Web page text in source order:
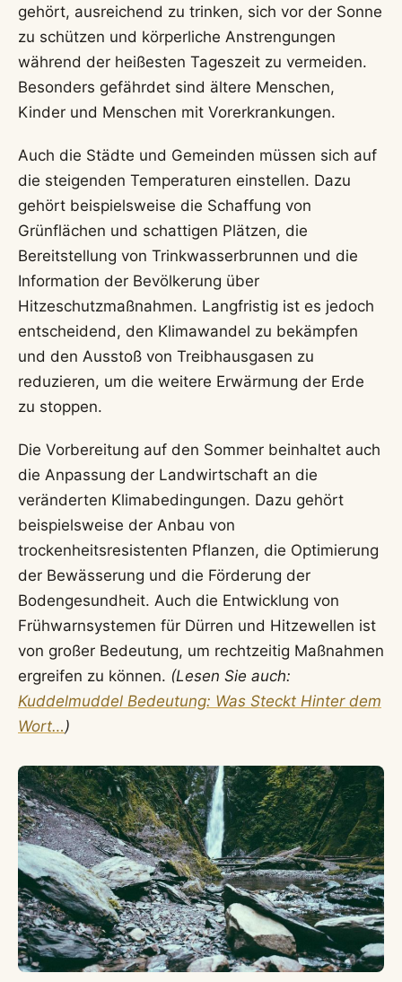
gehört, ausreichend zu trinken, sich vor der Sonne
zu schützen und körperliche Anstrengungen
während der heißesten Tageszeit zu vermeiden.
Besonders gefährdet sind ältere Menschen,
Kinder und Menschen mit Vorerkrankungen.
Auch die Städte und Gemeinden müssen sich auf
die steigenden Temperaturen einstellen. Dazu
gehört beispielsweise die Schaffung von
Grünflächen und schattigen Plätzen, die
Bereitstellung von Trinkwasserbrunnen und die
Information der Bevölkerung über
Hitzeschutzmaßnahmen. Langfristig ist es jedoch
entscheidend, den Klimawandel zu bekämpfen
und den Ausstoß von Treibhausgasen zu
reduzieren, um die weitere Erwärmung der Erde
zu stoppen.
Die Vorbereitung auf den Sommer beinhaltet auch
die Anpassung der Landwirtschaft an die
veränderten Klimabedingungen. Dazu gehört
beispielsweise der Anbau von
trockenheitsresistenten Pflanzen, die Optimierung
der Bewässerung und die Förderung der
Bodengesundheit. Auch die Entwicklung von
Frühwarnsystemen für Dürren und Hitzewellen ist
von großer Bedeutung, um rechtzeitig Maßnahmen
ergreifen zu können. (Lesen Sie auch:
Kuddelmuddel Bedeutung: Was Steckt Hinter dem
Wort…)